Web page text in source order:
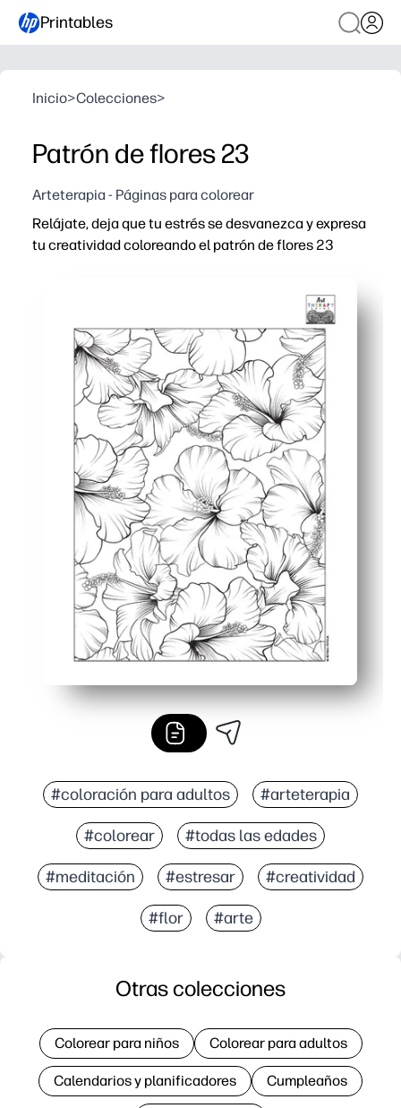
Printables
Inicio>Colecciones>
Patrón de flores 23
Arteterapia - Páginas para colorear
Relájate, deja que tu estrés se desvanezca y expresa
tu creatividad coloreando el patrón de flores 23
Los intrincados motivos florales fomentan la calma,
Puedes usarlo para descansos cerebrales rápidos,
Obtiene líneas limpias en una sola página: se adapta
#coloración para adultos #arteterapia
#colorear #todas las edades
#meditación #estresar #creatividad
#flor #arte
Otras colecciones
Colorear para niños Colorear para adultos
Calendarios y planificadores Cumpleaños